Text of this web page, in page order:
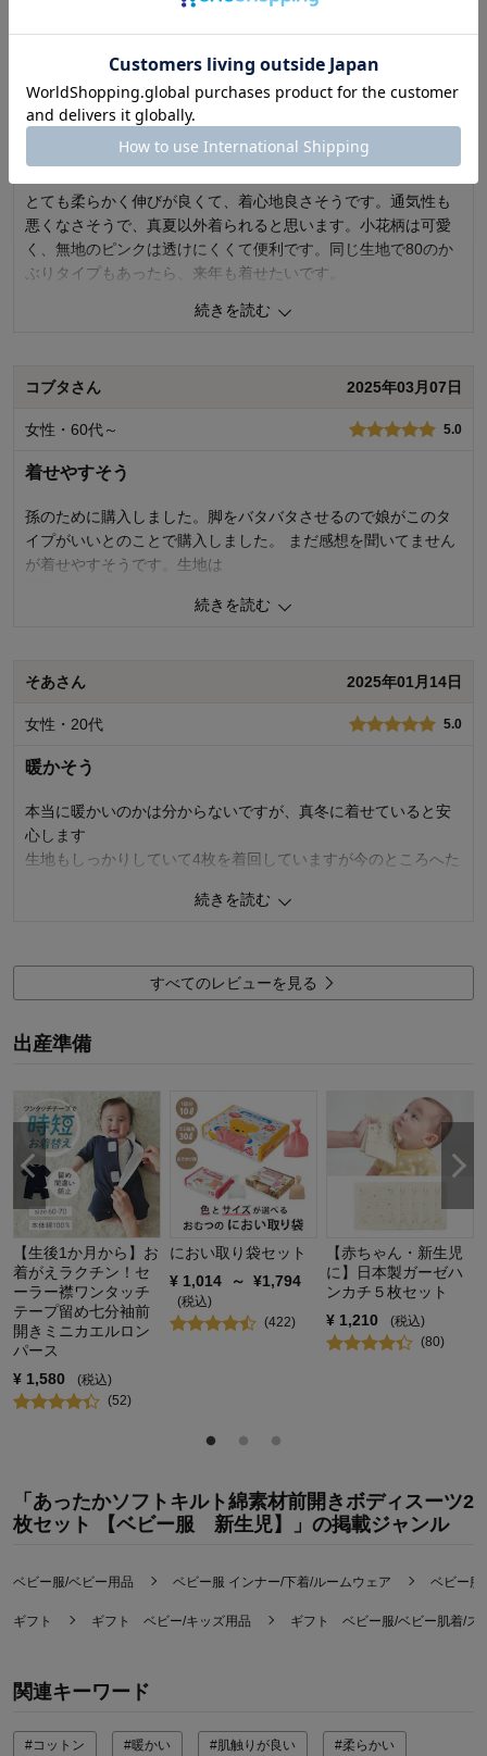
着心地･使用感
5.0
購入商品：
オフホワイト, 70
お子さまの年齢： 0～3ヶ月
お子さまの性別： 男の子
購入者さん 2026年01月20日
とても柔らかく伸びが良くて、着心地良さそうです。通気性も
悪くなさそうで、真夏以外着られると思います。小花柄は可愛
く、無地のピンクは透けにくくて便利です。同じ生地で80のか
ぶりタイプもあったら、来年も着せたいです。
人が参考になりました
お子さまの性別：
着心地･使用感：
続きを読む
コブタさん 2025年03月07日
女性・60代～ 5.0
着せやすそう
孫のために購入しました。脚をバタバタさせるので娘がこのタ
イプがいいとのことで購入しました。 まだ感想を聞いてません
が着せやすそうです。生地は
着心地･使用感
お子さまの性別：
男の子
続きを読む
そあさん 2025年01月14日
女性・20代 5.0
暖かそう
本当に暖かいのかは分からないですが、真冬に着せていると安
心します
生地もしっかりしていて4枚を着回していますが今のところへた
品質
5.0
デザイン
5.0
お子さまの性別：
続きを読む
すべてのレビューを見る
出産準備
【生後1か月から】お
着がえラクチン！セ
ーラー襟ワンタッチ
テープ留め七分袖前
開きミニカエルロン
パース
¥ 1,580
(税込)
(52)
におい取り袋セット
¥ 1,014 ～ ¥1,794
(税込)
(422)
【赤ちゃん・新生児
に】日本製ガーゼハ
ンカチ５枚セット
¥ 1,210
(税込)
(80)
「あったかソフトキルト綿素材前開きボディスーツ2
枚セット 【ベビー服 新生児】」の掲載ジャンル
ベビー服/ベビー用品 ベビー服 インナー/下着/ルームウェア ベビー服
ギフト ギフト ベビー/キッズ用品 ギフト ベビー服/ベビー肌着/ス
関連キーワード
#コットン #暖かい #肌触りが良い #柔らかい